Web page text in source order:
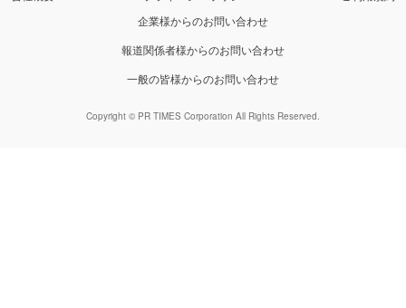
企業様からのお問い合わせ
報道関係者様からのお問い合わせ
一般の皆様からのお問い合わせ
Copyright © PR TIMES Corporation All Rights Reserved.